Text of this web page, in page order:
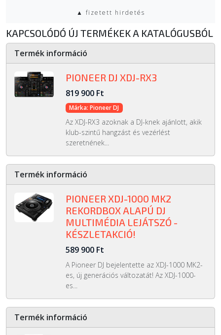
▲ fizetett hirdetés
KAPCSOLÓDÓ ÚJ TERMÉKEK A KATALÓGUSBÓL
Termék információ
PIONEER DJ XDJ-RX3
819 900 Ft
Márka: Pioneer DJ
Az XDJ-RX3 azoknak a DJ-knek ajánlott, akik
klub-szintű hangzást és vezérlést
szeretnének...
Termék információ
PIONEER XDJ-1000 MK2
REKORDBOX ALAPÚ DJ
MULTIMÉDIA LEJÁTSZÓ -
KÉSZLETAKCIÓ!
589 900 Ft
A Pioneer DJ bejelentette az XDJ-1000 MK2-
es, új generációs változatát! Az XDJ-1000-
es...
Termék információ